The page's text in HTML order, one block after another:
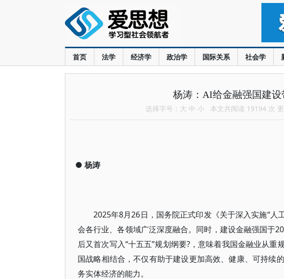
首页 法学 经济学 政治学 国际关系 社会学
杨涛：AI给金融强国建设
选择字号： 大 中 小 本文共阅读 19194 次
● 杨涛
2025年8月26日，国务院正式印发《关于深入实施“人
会各行业、各领域广泛深度融合。同时，建设金融强国于
后又首次写入“十五五”规划纲要?，意味着我国金融业从
国战略相结合，不仅有助于建设更加高效、健康、可持续
务实体经济的能力。